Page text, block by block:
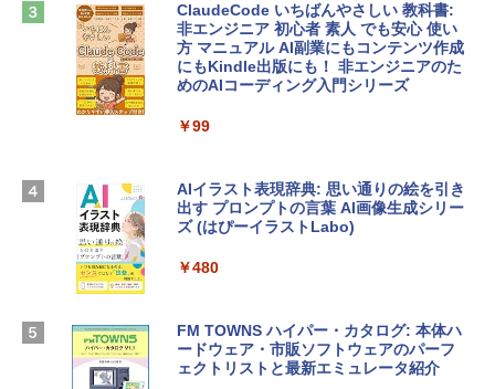
￥2,952
Apple 2026 MacBook Air M5チップ搭載
igence、13.6インチLiquid Retinaディ
ームカメラ、日本語キーボード、Touch I
D - ミッドナイト
ン 15-fd 15.6インチ 16GBメモリ 512GB
SSD インテル Core 5
Robloxギフトカード - 2,000 Robux 【限
定バーチャルアイテムを含む】 【オンラ
インゲームコード】 ロブロックス | オン
Microsoft Office Home & Business 202
4(最新 永続版)|オンラインコード版|Wind
Windows版 | Minecraft (マインクラフ
ト): Java & Bedrock Edition | オンライ
ClaudeCode いちばんやさしい 教科書:
非エンジニア 初心者 素人 でも安心 使い
方 マニュアル AI副業にもコンテンツ作成
にもKindle出版にも！ 非エンジニアのた
めのAIコーディング入門シリーズ
￥99
AIイラスト表現辞典: 思い通りの絵を引き
出す プロンプトの言葉 AI画像生成シリー
ズ (はぴーイラストLabo)
￥480
FM TOWNS ハイパー・カタログ: 本体ハ
ードウェア・市販ソフトウェアのパーフ
ェクトリストと最新エミュレータ紹介